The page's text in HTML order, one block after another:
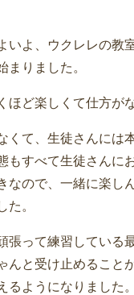
いよ、ウクレレの教
まりました。
ほど楽しくて仕方が
くて、生徒さんには
もすべて生徒さんに
なので、一緒に楽し
た。
張って練習している
んと受け止めること
るようになりました。